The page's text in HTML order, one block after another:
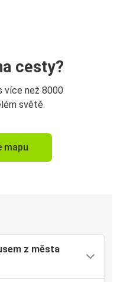
cesty?
více než 8000
světě.
mapu
z města